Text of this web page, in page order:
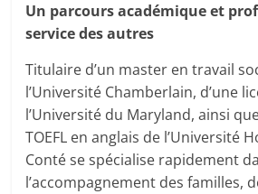
Un parcours académique et
service des autres
Titulaire d’un master en travail
l’Université Chamberlain, d’une
l’Université du Maryland, ainsi
TOEFL en anglais de l’Université
Conté se spécialise rapidement
l’accompagnement des familles,